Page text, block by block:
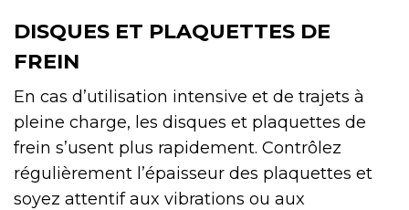
DISQUES ET PLAQUETTES DE
FREIN
En cas d’utilisation intensive et de trajets à
pleine charge, les disques et plaquettes de
frein s’usent plus rapidement. Contrôlez
régulièrement l’épaisseur des plaquettes et
soyez attentif aux vibrations ou aux